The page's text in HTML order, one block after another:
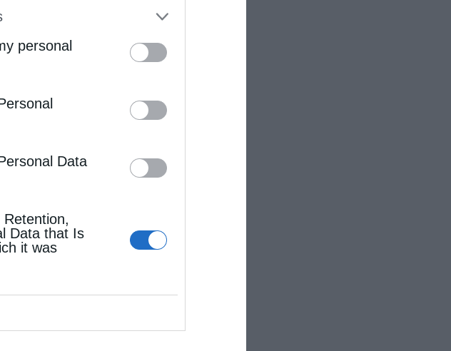
may further disclose it to
personal
Data
Data that Is
it was